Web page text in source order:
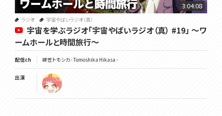
3:04:08
ラジオ 宇宙やばいラジオ（真）
宇宙を学ぶラジオ「宇宙やばいラジオ（真） #19」 ～ワ
ームホールと時間旅行～
配信ch 緋笠トモシカ - Tomoshika Hikasa -
出演